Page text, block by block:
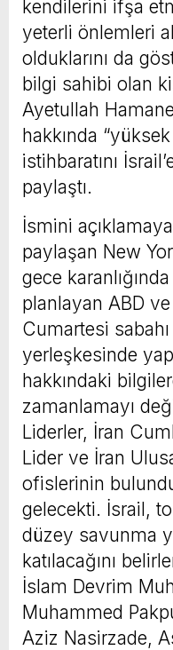
kendilerini ifşa
yeterli önlemleri
olduklarını da
bilgi sahibi olan
Ayetullah
hakkında
istihbaratını
paylaştı.
İsmini
paylaşan New
gece
planlayan ABD
Cumartesi
yerleşkesinde
hakkındaki
zamanlamayı
Liderler, İran
Lider ve İran
ofislerinin
gelecekti. İsrail,
düzey savunma
katılacağını
İslam Devrim
Muhammed
Aziz Nasirzade,